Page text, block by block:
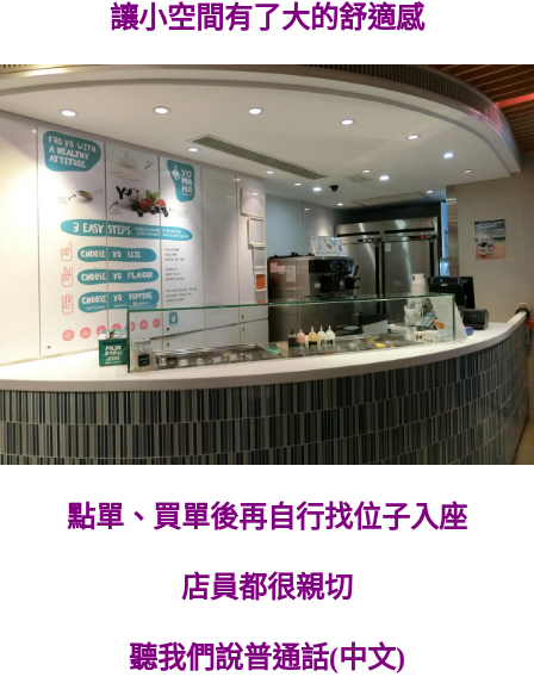
讓小空間有了大的舒適感
點單、買單後再自行找位子入座
店員都很親切
聽我們說普通話(中文)